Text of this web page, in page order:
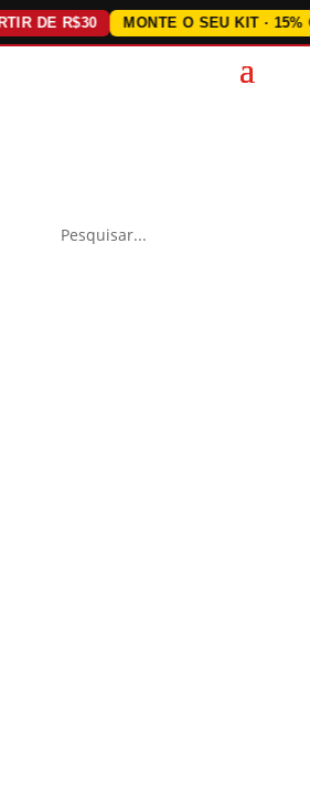
DE R$30 MONTE O SEU KIT · 15% OFF